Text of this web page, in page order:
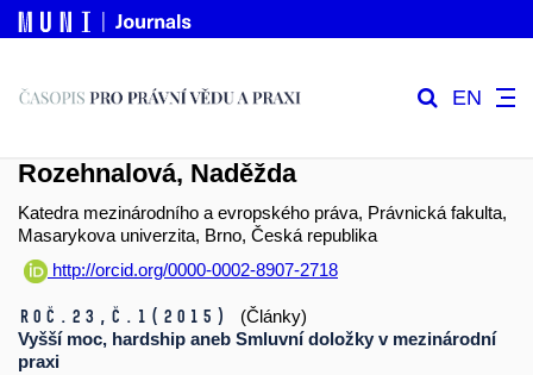
EN
Rozehnalová, Naděžda
Katedra mezinárodního a evropského práva, Právnická fakulta,
Masarykova univerzita, Brno, Česká republika
http://orcid.org/0000-0002-8907-2718
Roč.23, č.1 (2015)
(Články)
Vyšší moc, hardship aneb Smluvní doložky v mezinárodní
praxi